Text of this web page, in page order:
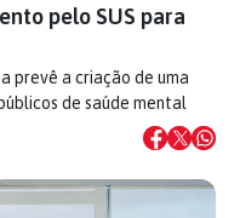
pelo SUS para
prevê a criação de uma
de saúde mental